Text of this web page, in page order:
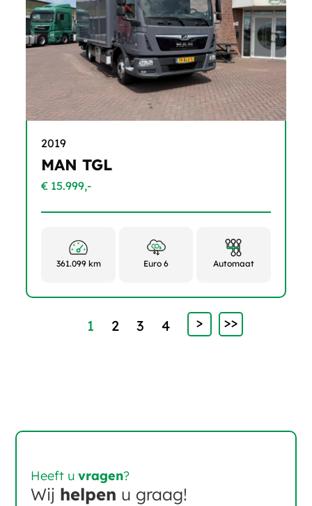
2019
MAN TGL
€ 15.999,-
361.099 km Euro 6 Automaat
1 2 3 4 > >>
Heeft uvragen?
Wij helpen u graag!